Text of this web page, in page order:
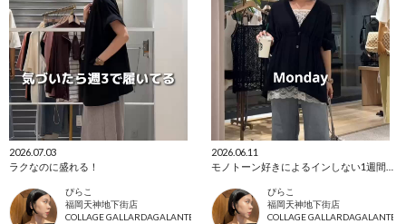
2026.07.03
ラクなのに盛れる！
ぴらこ
福岡天神地下街店
COLLAGE GALLARDAGALANTE
2026.06.11
ぴらこ
福岡天神地下街店
COLLAGE GALLARDAGALANTE